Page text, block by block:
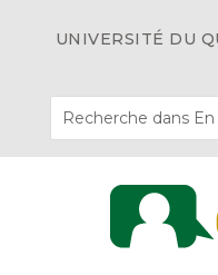
UNIVERSITÉ DU